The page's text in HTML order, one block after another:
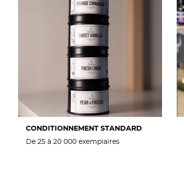
CONDITIONNEMENT STANDARD
De 25 à 20 000 exemplaires